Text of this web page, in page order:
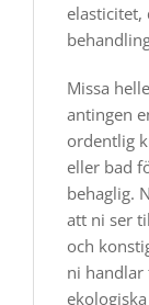
elasticitet,
​Missa
antingen
ordentlig
eller bad
behaglig.
att ni ser
och
ni